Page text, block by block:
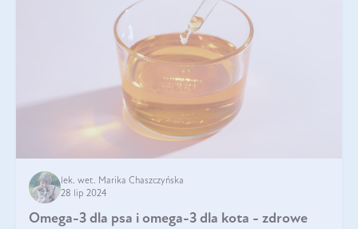
lek. wet. Marika Chaszczyńska
28 lip 2024
Omega-3 dla psa i omega-3 dla kota - zdrowe